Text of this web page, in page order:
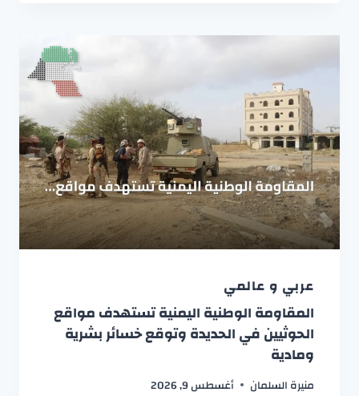
عربي و عالمي
المقاومة الوطنية اليمنية تستهدف مواقع
الحوثيين في الحديدة وتوقع خسائر بشرية
ومادية
منيرة السلمان أغسطس 9, 2026